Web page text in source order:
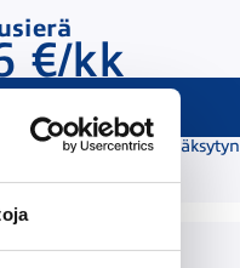
€/kk
ja edellyttää hyväksytyn